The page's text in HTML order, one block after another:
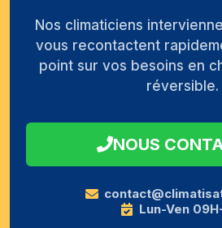
Nos climaticiens
vous recontactent
point sur vos besoins en
réversible.
NOUS
Lun-Ven